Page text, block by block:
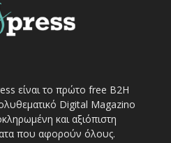
είναι το πρώτο free Β2Η
Digital Magazino
και αξιόπιστη
που αφορούν όλους.